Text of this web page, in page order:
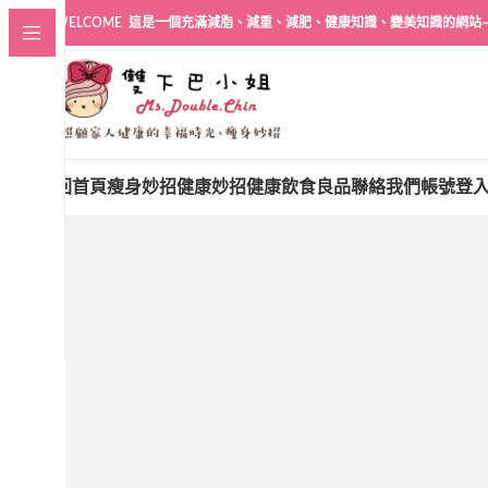
WELCOME 這是一個充滿減脂、減重、減肥、健康知識、變美知識的網站~
回首頁瘦身妙招健康妙招健康飲食良品聯絡我們帳號登